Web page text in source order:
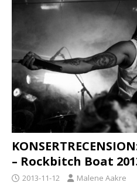
– Rockbitch Boat
2013-11-12 Malene Aakre